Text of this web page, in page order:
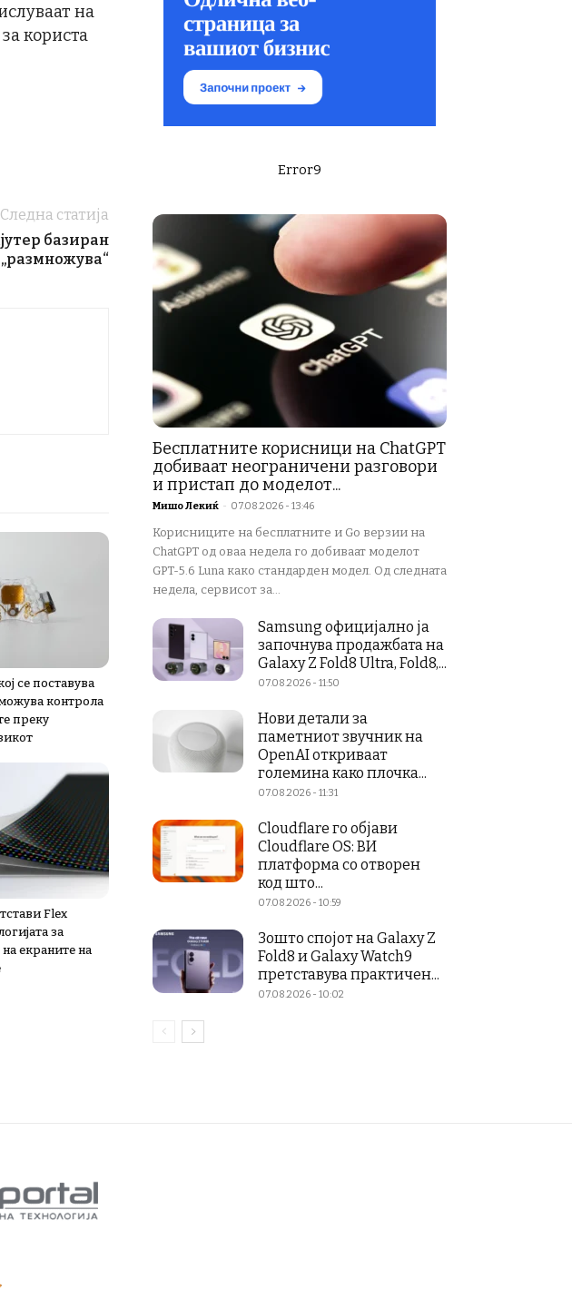
на
користа
Следна статија
базиран
се поставува
контрола
преку
Flex
за
екраните на
Error9
Бесплатните корисници на ChatGPT
добиваат неограничени разговори
и пристап до моделот...
Мишо Лекиќ - 07.08.2026 - 13:46
Корисниците на бесплатните и Go верзии на
ChatGPT од оваа недела го добиваат моделот
GPT-5.6 Luna како стандарден модел. Од следната
недела, сервисот за...
Samsung официјално ја
започнува продажбата на
Galaxy Z Fold8 Ultra, Fold8,...
07.08.2026 - 11:50
Нови детали за
паметниот звучник на
OpenAI откриваат
големина како плочка...
07.08.2026 - 11:31
Cloudflare го објави
Cloudflare OS: ВИ
платформа со отворен
код што...
07.08.2026 - 10:59
Зошто спојот на Galaxy Z
Fold8 и Galaxy Watch9
претставува практичен...
07.08.2026 - 10:02